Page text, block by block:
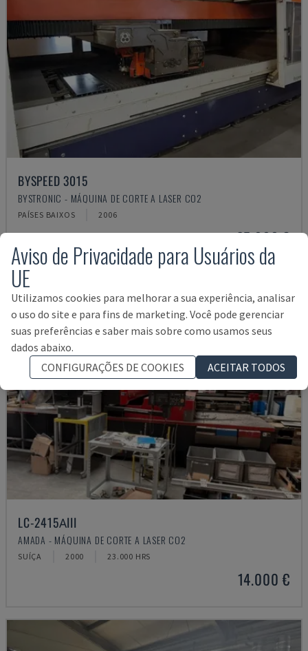
BYSPEED 3015
BYSTRONIC - MÁQUINA DE CORTE A LASER CO2
PAÍSES BAIXOS 2006
25.000 €
LC-2415ΑIII
AMADA - MÁQUINA DE CORTE A LASER CO2
SUÍÇA 2000 23.000 HRS
14.000 €
Aviso de Privacidade para Usuários da
UE
Utilizamos cookies para melhorar a sua experiência, analisar
o uso do site e para fins de marketing. Você pode gerenciar
suas preferências e saber mais sobre como usamos seus
dados abaixo.
CONFIGURAÇÕES DE COOKIES
ACEITAR TODOS